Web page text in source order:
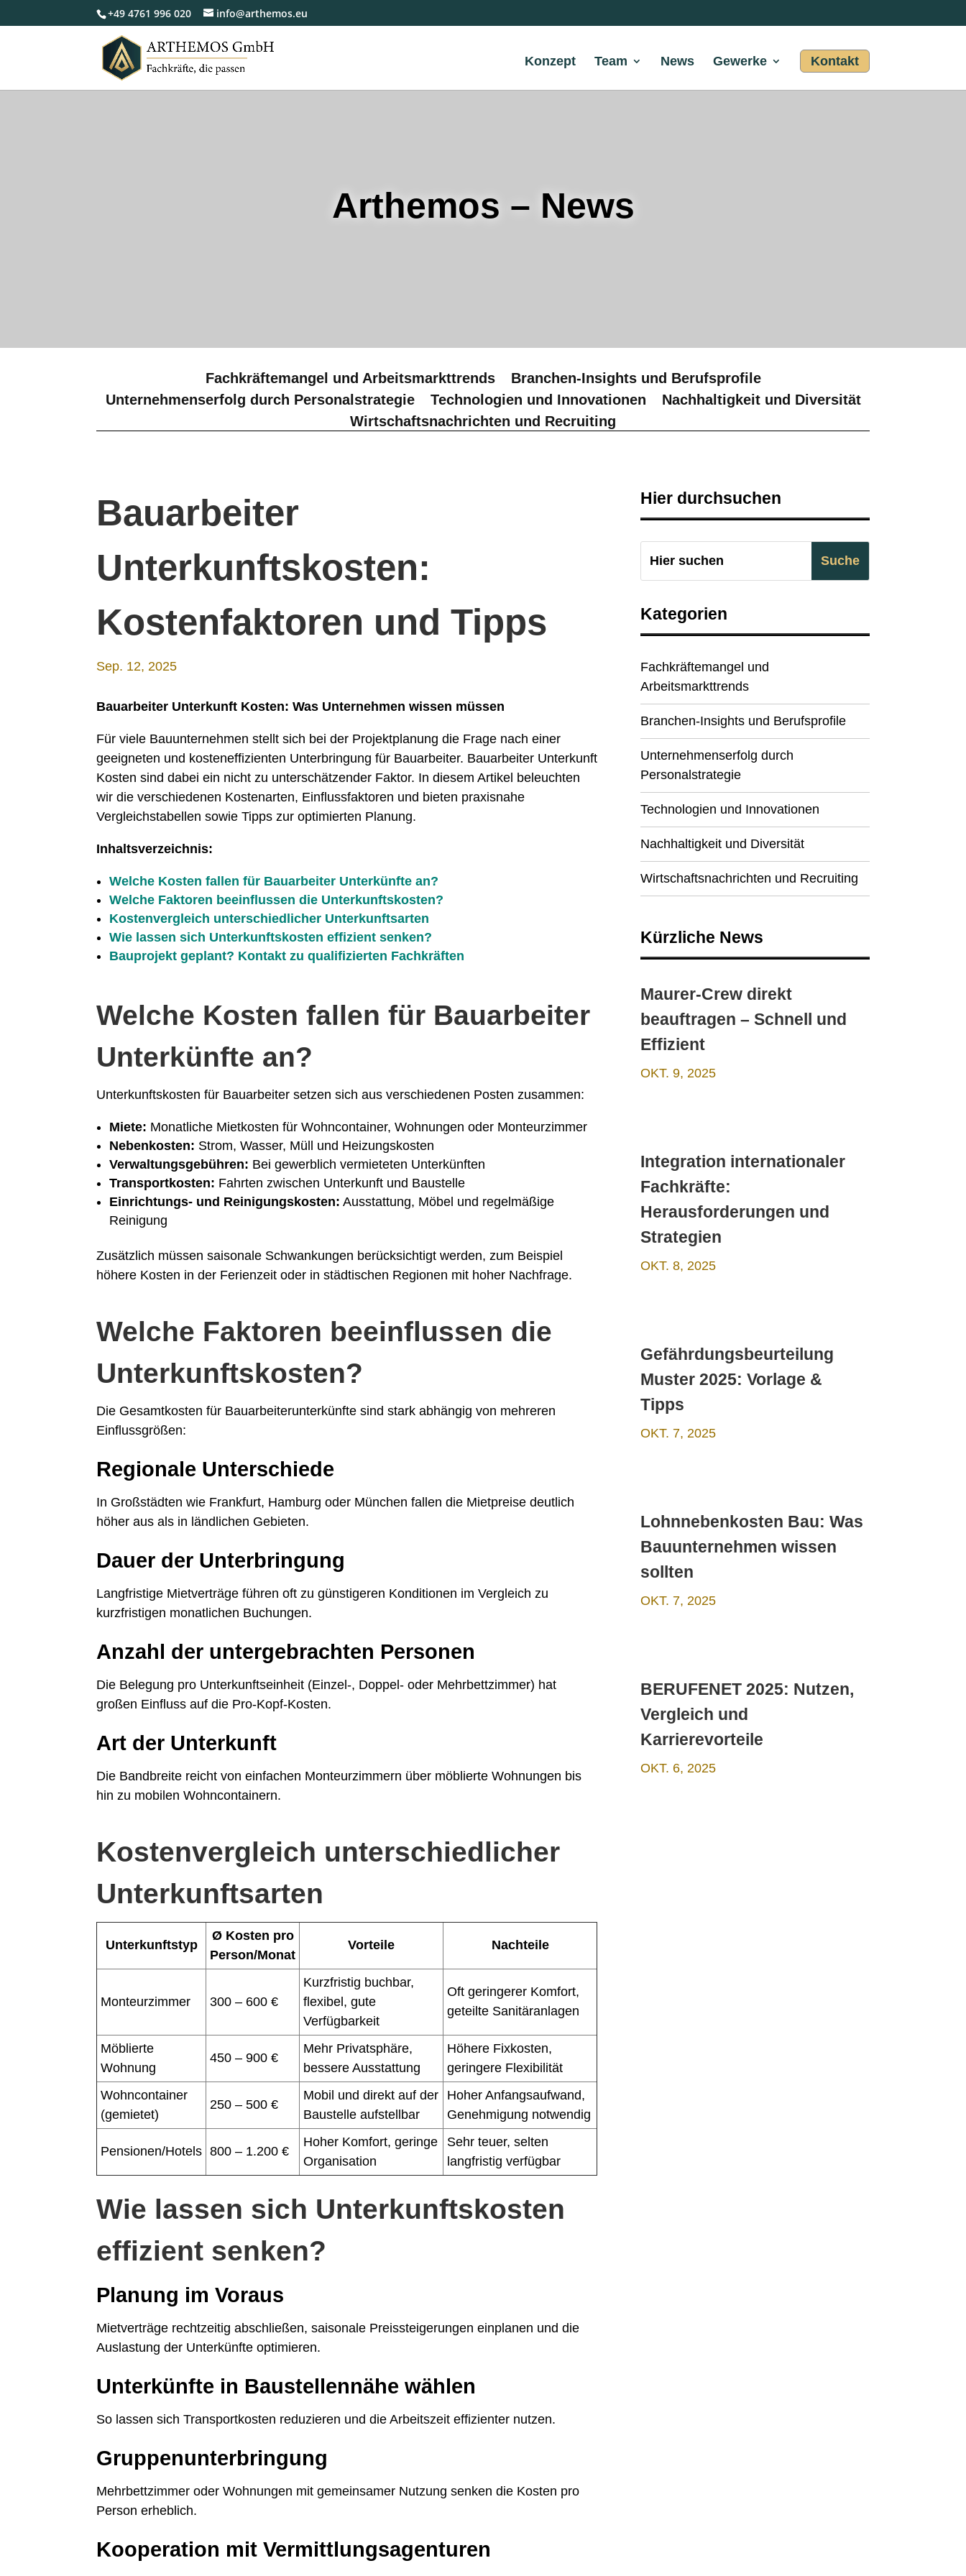
+49 4761 996 020 info@arthemos.eu
Konzept Team News Gewerke Kontakt
Arthemos – News
Fachkräftemangel und Arbeitsmarkttrends
Branchen-Insights und Berufsprofile
Unternehmenserfolg durch Personalstrategie
Technologien und Innovationen
Nachhaltigkeit und Diversität
Wirtschaftsnachrichten und Recruiting
Bauarbeiter
Unterkunftskosten:
Kostenfaktoren und Tipps
Sep. 12, 2025
Bauarbeiter Unterkunft Kosten: Was Unternehmen wissen müssen
Für viele Bauunternehmen stellt sich bei der Projektplanung die Frage nach einer
geeigneten und kosteneffizienten Unterbringung für Bauarbeiter. Bauarbeiter Unterkunft
Kosten sind dabei ein nicht zu unterschätzender Faktor. In diesem Artikel beleuchten
wir die verschiedenen Kostenarten, Einflussfaktoren und bieten praxisnahe
Vergleichstabellen sowie Tipps zur optimierten Planung.
Inhaltsverzeichnis:
Welche Kosten fallen für Bauarbeiter Unterkünfte an?
Welche Faktoren beeinflussen die Unterkunftskosten?
Kostenvergleich unterschiedlicher Unterkunftsarten
Wie lassen sich Unterkunftskosten effizient senken?
Bauprojekt geplant? Kontakt zu qualifizierten Fachkräften
Welche Kosten fallen für Bauarbeiter
Unterkünfte an?
Unterkunftskosten für Bauarbeiter setzen sich aus verschiedenen Posten zusammen:
Miete: Monatliche Mietkosten für Wohncontainer, Wohnungen oder Monteurzimmer
Nebenkosten: Strom, Wasser, Müll und Heizungskosten
Verwaltungsgebühren: Bei gewerblich vermieteten Unterkünften
Transportkosten: Fahrten zwischen Unterkunft und Baustelle
Einrichtungs- und Reinigungskosten: Ausstattung, Möbel und regelmäßige
Reinigung
Zusätzlich müssen saisonale Schwankungen berücksichtigt werden, zum Beispiel
höhere Kosten in der Ferienzeit oder in städtischen Regionen mit hoher Nachfrage.
Welche Faktoren beeinflussen die
Unterkunftskosten?
Die Gesamtkosten für Bauarbeiterunterkünfte sind stark abhängig von mehreren
Einflussgrößen:
Regionale Unterschiede
In Großstädten wie Frankfurt, Hamburg oder München fallen die Mietpreise deutlich
höher aus als in ländlichen Gebieten.
Dauer der Unterbringung
Langfristige Mietverträge führen oft zu günstigeren Konditionen im Vergleich zu
kurzfristigen monatlichen Buchungen.
Anzahl der untergebrachten Personen
Die Belegung pro Unterkunftseinheit (Einzel-, Doppel- oder Mehrbettzimmer) hat
großen Einfluss auf die Pro-Kopf-Kosten.
Art der Unterkunft
Die Bandbreite reicht von einfachen Monteurzimmern über möblierte Wohnungen bis
hin zu mobilen Wohncontainern.
Kostenvergleich unterschiedlicher
Unterkunftsarten
Unterkunftstyp
Ø Kosten pro
Person/Monat
Vorteile Nachteile
Monteurzimmer 300 – 600 €
Kurzfristig buchbar,
flexibel, gute
Verfügbarkeit
Oft geringerer Komfort,
geteilte Sanitäranlagen
Möblierte
Wohnung
450 – 900 €
Mehr Privatsphäre,
bessere Ausstattung
Höhere Fixkosten,
geringere Flexibilität
Wohncontainer
(gemietet)
250 – 500 €
Mobil und direkt auf der
Baustelle aufstellbar
Hoher Anfangsaufwand,
Genehmigung notwendig
Pensionen/Hotels 800 – 1.200 €
Hoher Komfort, geringe
Organisation
Sehr teuer, selten
langfristig verfügbar
Wie lassen sich Unterkunftskosten
effizient senken?
Planung im Voraus
Mietverträge rechtzeitig abschließen, saisonale Preissteigerungen einplanen und die
Auslastung der Unterkünfte optimieren.
Unterkünfte in Baustellennähe wählen
So lassen sich Transportkosten reduzieren und die Arbeitszeit effizienter nutzen.
Gruppenunterbringung
Mehrbettzimmer oder Wohnungen mit gemeinsamer Nutzung senken die Kosten pro
Person erheblich.
Kooperation mit Vermittlungsagenturen
Hier durchsuchen
Kategorien
Fachkräftemangel und
Arbeitsmarkttrends
Branchen-Insights und Berufsprofile
Unternehmenserfolg durch
Personalstrategie
Technologien und Innovationen
Nachhaltigkeit und Diversität
Wirtschaftsnachrichten und Recruiting
Kürzliche News
Maurer-Crew direkt
beauftragen – Schnell und
Effizient
OKT. 9, 2025
Integration internationaler
Fachkräfte:
Herausforderungen und
Strategien
OKT. 8, 2025
Gefährdungsbeurteilung
Muster 2025: Vorlage &
Tipps
OKT. 7, 2025
Lohnnebenkosten Bau: Was
Bauunternehmen wissen
sollten
OKT. 7, 2025
BERUFENET 2025: Nutzen,
Vergleich und
Karrierevorteile
OKT. 6, 2025